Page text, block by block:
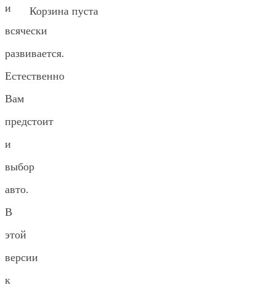
Корзина пуста
и
всячески
развивается.
Естественно
Вам
предстоит
и
выбор
авто.
В
этой
версии
к